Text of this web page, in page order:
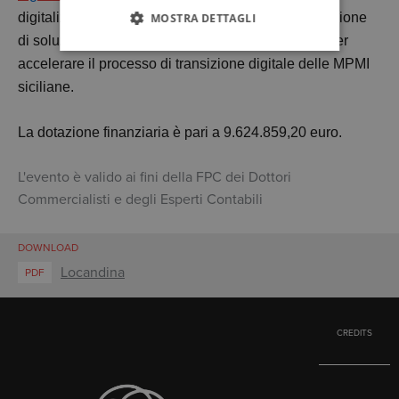
digitalizzazione delle MPMI e finalizzati all’introduzione
di soluzioni digitali ad alto contenuto tecnologico per
accelerare il processo di transizione digitale delle MPMI
siciliane.
La dotazione finanziaria è pari a 9.624.859,20 euro.
L'evento è valido ai fini della FPC dei Dottori
Commercialisti e degli Esperti Contabili
DOWNLOAD
PDF
Locandina
CREDITS
MOSTRA DETTAGLI